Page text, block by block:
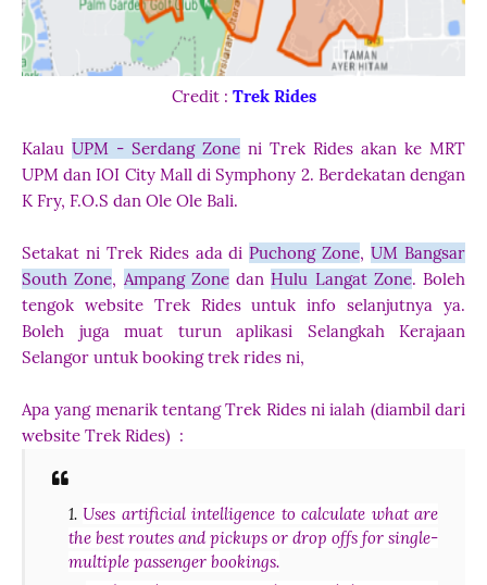
Credit : Trek Rides
Kalau UPM - Serdang Zone ni Trek Rides akan ke MRT
UPM dan IOI City Mall di Symphony 2. Berdekatan dengan
K Fry, F.O.S dan Ole Ole Bali.
Setakat ni Trek Rides ada diPuchong Zone,UM Bangsar
South Zone, Ampang ZonedanHulu Langat Zone. Boleh
tengok website Trek Rides untuk info selanjutnya ya.
Boleh juga muat turun aplikasi Selangkah Kerajaan
Selangor untuk booking trek rides ni,
Apa yang menarik tentang Trek Rides ni ialah (diambil dari
website Trek Rides) :
Uses artificial intelligence to calculate what are
the best routes and pickups or drop offs for single-
multiple passenger bookings.